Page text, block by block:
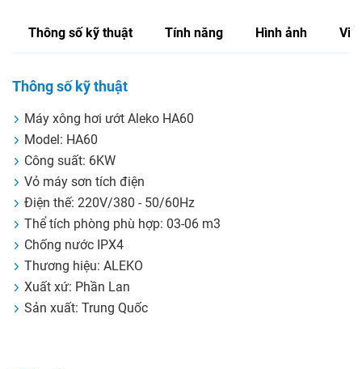
Thông số kỹ thuật Tính năng Hình ảnh
Thông số kỹ thuật
Máy xông hơi ướt Aleko HA60
Model: HA60
Công suất: 6KW
Vỏ máy sơn tích điện
Điện thế: 220V/380 - 50/60Hz
Thể tích phòng phù hợp: 03-06 m3
Chống nước IPX4
Thương hiệu: ALEKO
Xuất xứ: Phần Lan
Sản xuất: Trung Quốc